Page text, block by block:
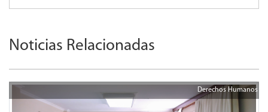
Noticias Relacionadas
Derechos Humanos